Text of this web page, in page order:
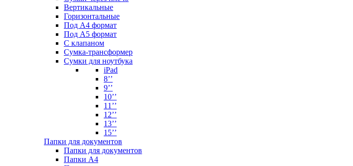
Вертикальные
Горизонтальные
Под А4 формат
Под А5 формат
С клапаном
Сумка-трансформер
Сумки для ноутбука
iPad
8’’
9’’
10’’
11’’
12’’
13’’
15’’
Папки для документов
Папки для документов
Папки А4